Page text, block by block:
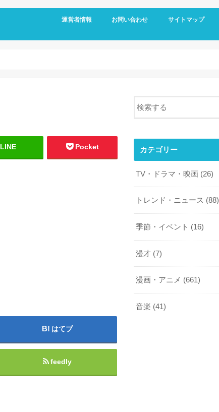
運営者情報 お問い合わせ サイトマップ
LINE Pocket
はてブ
feedly
カテゴリー
TV・ドラマ・映画 (26)
トレンド・ニュース (88)
季節・イベント (16)
漫才 (7)
漫画・アニメ (661)
音楽 (41)